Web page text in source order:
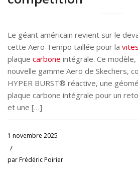
Le géant américain revient sur le
cette Aero Tempo taillée pour la
plaque carbone intégrale. Ce
nouvelle gamme Aero de Skechers,
HYPER BURST® réactive, une
plaque carbone intégrale pour un
et une […]
1 novembre 2025
/
parFrédéric Poirier